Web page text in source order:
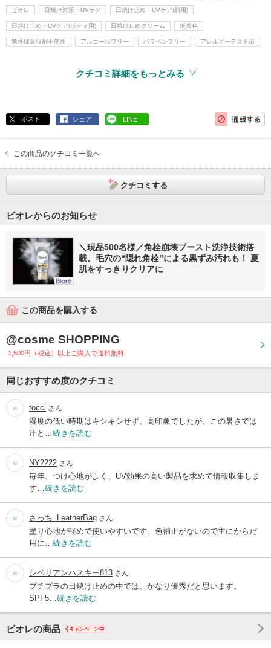
ビオレ 日焼け対策・UVケア 日焼け止め・UVケア(顔用)
日焼け止め・UVケア(ボディ用) 日焼け止めクリーム 無着色
紫外線吸収剤不使用 アルコールフリー パラベンフリー アレルギーテスト済
クチコミ詳細をもっとみる
ポスト シェア LINE
この商品のクチコミ一覧へ
クチコミする
ビオレからのお知らせ
＼現品500名様／角栓崩壊ブースト洗浄技術搭
載。毛穴の“隠れ角栓”による黒ずみ汚れも！ 夏
肌をすっきりクリアに
この商品を購入する
@cosme SHOPPING
1,500円（税込）以上ご購入で送料無料
同じおすすめ度のクチコミ
tocci さん
湿度の低い時期はキシキシせず、高印象でしたが、この暑さでは
汗と… 続きを読む
NY2222 さん
毎年、つけ心地がよく、UV効果の高い製品を求めて情報収集しま
す… 続きを読む
さっち_LeatherBag さん
塗り心地が軽めで使いやすいです。色補正がないので主にからだ
用に… 続きを読む
シベリアンハスキー813 さん
プチプラの日焼け止めの中では、かなり優秀だと思います。
SPF5… 続きを読む
ビオレの商品